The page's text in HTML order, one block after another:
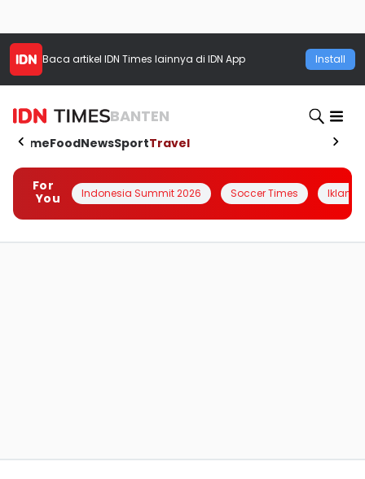
Baca artikel IDN Times lainnya di IDN App Install
BANTEN
HomeFoodNewsSportTravel
For
You
Indonesia Summit 2026 Soccer Times Iklanin